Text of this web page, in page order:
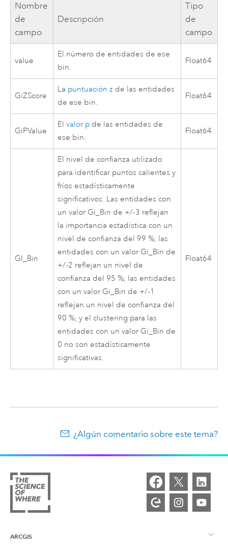
Nombre
de
campo
Descripción
Tipo
de
campo
value
El número de entidades de ese
bin.
Float64
GiZScore
La puntuación z de las entidades
de ese bin.
Float64
GiPValue
Elvalor p de las entidades de
ese bin.
Float64
GI_Bin
El nivel de confianza utilizado
para identificar puntos calientes y
fríos estadísticamente
significativos. Las entidades con
un valor Gi_Bin de +/-3 reflejan
la importancia estadística con un
nivel de confianza del 99 %; las
entidades con un valor Gi_Bin de
+/-2 reflejan un nivel de
confianza del 95 %; las entidades
con un valor Gi_Bin de +/-1
reflejan un nivel de confianza del
90 %; y el clustering para las
entidades con un valor Gi_Bin de
0 no son estadísticamente
significativas.
Float64
¿Algún comentario sobre este tema?
ARCGIS